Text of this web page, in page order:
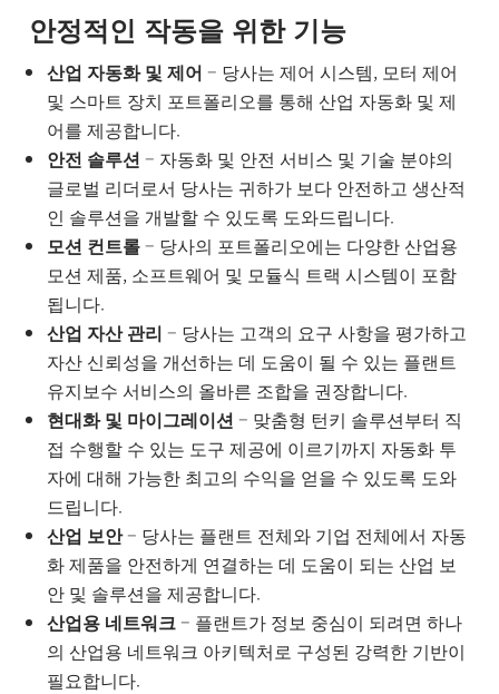
안정적인 작동을 위한 기능
산업 자동화 및 제어 – 당사는 제어 시스템, 모터 제어
및 스마트 장치 포트폴리오를 통해 산업 자동화 및 제
어를 제공합니다.
안전 솔루션 – 자동화 및 안전 서비스 및 기술 분야의
글로벌 리더로서 당사는 귀하가 보다 안전하고 생산적
인 솔루션을 개발할 수 있도록 도와드립니다.
모션 컨트롤– 당사의 포트폴리오에는 다양한 산업용
모션 제품, 소프트웨어 및 모듈식 트랙 시스템이 포함
됩니다.
산업 자산 관리 – 당사는 고객의 요구 사항을 평가하고
자산 신뢰성을 개선하는 데 도움이 될 수 있는 플랜트
유지보수 서비스의 올바른 조합을 권장합니다.
현대화 및 마이그레이션 – 맞춤형 턴키 솔루션부터 직
접 수행할 수 있는 도구 제공에 이르기까지 자동화 투
자에 대해 가능한 최고의 수익을 얻을 수 있도록 도와
드립니다.
산업 보안– 당사는 플랜트 전체와 기업 전체에서 자동
화 제품을 안전하게 연결하는 데 도움이 되는 산업 보
안 및 솔루션을 제공합니다.
산업용 네트워크– 플랜트가 정보 중심이 되려면 하나
의 산업용 네트워크 아키텍처로 구성된 강력한 기반이
필요합니다.